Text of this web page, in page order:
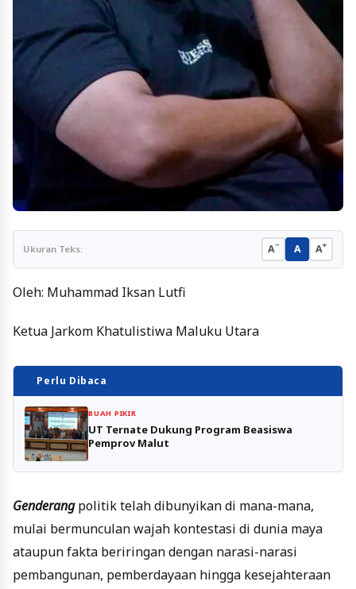
Ukuran Teks: A− A A+
Oleh: Muhammad Iksan Lutfi
Ketua Jarkom Khatulistiwa Maluku Utara
Perlu Dibaca
BUAH PIKIR
UT Ternate Dukung Program Beasiswa
Pemprov Malut
Genderangpolitik telah dibunyikan di mana-mana,
mulai bermunculan wajah kontestasi di dunia maya
ataupun fakta beriringan dengan narasi-narasi
pembangunan, pemberdayaan hingga kesejahteraan